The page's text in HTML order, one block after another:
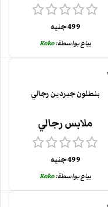
499جنيه
يباع بواسطة:Koko
بنطلون جبردين رجالي
ملابس رجالي
499جنيه
يباع بواسطة:Koko